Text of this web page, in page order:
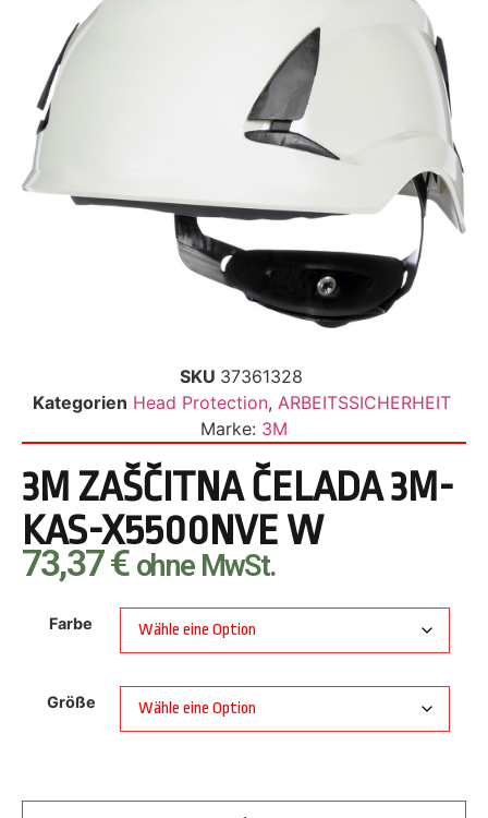
SKU 37361328
Kategorien Head Protection, ARBEITSSICHERHEIT
Marke: 3M
3M ZAŠČITNA ČELADA 3M-
KAS-X5500NVE W
73,37€ ohne MwSt.
Farbe
Größe